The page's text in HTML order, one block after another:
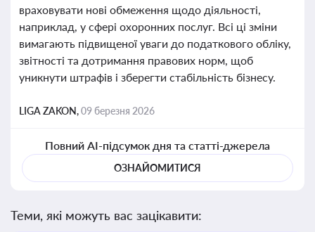
враховувати нові обмеження щодо діяльності,
наприклад, у сфері охоронних послуг. Всі ці зміни
вимагають підвищеної уваги до податкового обліку,
звітності та дотримання правових норм, щоб
уникнути штрафів і зберегти стабільність бізнесу.
LIGA ZAKON,09 березня 2026
Повний AI-підсумок дня та статті-джерела
ОЗНАЙОМИТИСЯ
Теми, які можуть вас зацікавити: